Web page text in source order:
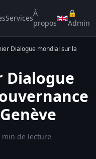
Services
À
propos
🔒
Admin
Dialogue mondial sur la
Dialogue
de lecture